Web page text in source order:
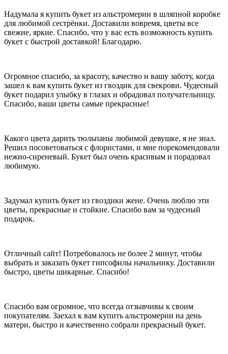
Надумала я купить букет из альстромерии в шляпной коробке
для любимой сестрёнки. Доставили вовремя, цветы все
свежие, яркие. Спасибо, что у вас есть возможность купить
букет с быстрой доставкой! Благодарю.
Огромное спасибо, за красоту, качество и вашу заботу, когда
зашел к вам купить букет из гвоздик для свекрови. Чудесный
букет подарил улыбку в глазах и обрадовал получательницу.
Спасибо, ваши цветы самые прекрасные!
Какого цвета дарить тюльпаны любимой девушке, я не знал.
Решил посоветоваться с флористами, и мне порекомендовали
нежно-сиреневый. Букет был очень красивым и порадовал
любимую.
Задумал купить букет из гвоздики жене. Очень люблю эти
цветы, прекрасные и стойкие. Спасибо вам за чудесный
подарок.
Отличный сайт! Потребовалось не более 2 минут, чтобы
выбрать и заказать букет гипсофилы начальнику. Доставили
быстро, цветы шикарные. Спасибо!
Спасибо вам огромное, что всегда отзывчивы к своим
покупателям. Заехал к вам купить альстромерии на день
матери, быстро и качественно собрали прекрасный букет.
Ирис — цветок, поражающий своей элегантностью и
строгостью, которая сочетается с нежностью и хрупкостью.
Ирисы прекрасно смотрятся не только в монобукетах, но и
Белые ирисы символизируют чистоту помыслов и невинность
юной девушки. Жёлтые ирисы не только поднимают настроение
своим ярким и позитивным внешним видом, но и способны
выразить восхищение талантами и красотой души человека.
Фиолетовые ирисы считаются символом мудрости и высокой
символом мужества и храбрости. Отличительной чертой ирисов
считается их универсальность: их уместно включать в букеты
представителям обоих полов и дарить по любому поводу.
Что значит лилия на языке цветов
крупными бутонами. Но их аромат нравится далеко не всем,
поэтому не стоит дарить букет из лилий людям с
непереносимостью запахов или аллергией. Каждый цветок
имеет свой особый смысл на языке флористики. Так, лилия
оттенок лилии несёт в себе свой смысл. Розовые лилии
являются символом нежности и романтичности, жёлтые
символизируют жизнерадостность и позитивный настрой, белые
А верно подобранное сочетание оттенков подарит самые
радостные эмоции и отличное настроение!